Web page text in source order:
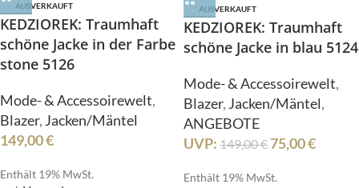
AUSVERKAUFT
KEDZIOREK: Traumhaft
schöne Jacke in der Farbe
stone 5126
Mode- & Accessoirewelt,
Blazer, Jacken/Mäntel
149,00€
Enthält 19% MwSt.
AUSVERKAUFT
KEDZIOREK: Traumhaft
schöne Jacke in blau 5124
Mode- & Accessoirewelt,
Blazer, Jacken/Mäntel,
ANGEBOTE
UVP: 149,00€ 75,00€
Enthält 19% MwSt.